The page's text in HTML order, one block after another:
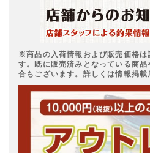
※商品の入荷情報および販売価格は
す。既に販売済みとなっている商
合もございます。詳しくは情報掲載